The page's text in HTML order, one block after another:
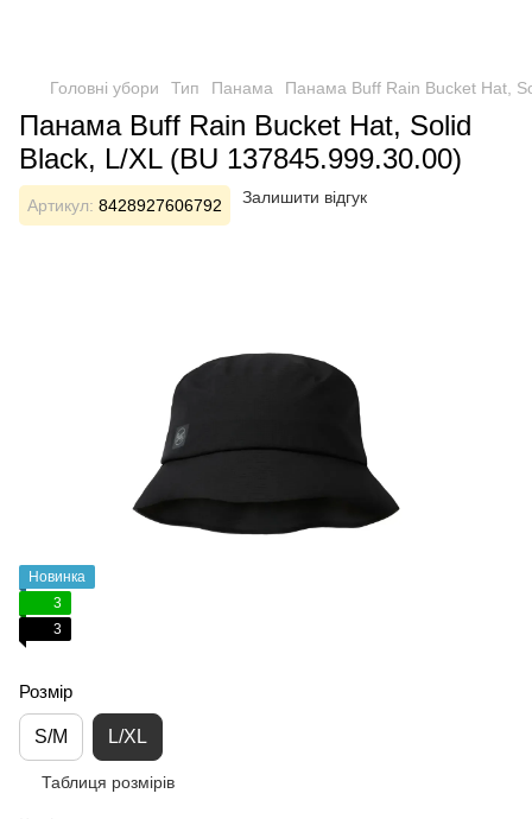
Головні убори Тип Панама Панама Buff Rain Bucket Hat,
Панама Buff Rain Bucket Hat, Solid
Black, L/XL (BU 137845.999.30.00)
Артикул: 8428927606792 Залишити відгук
Новинка
3
3
Розмір
S/M L/XL
Таблиця розмірів